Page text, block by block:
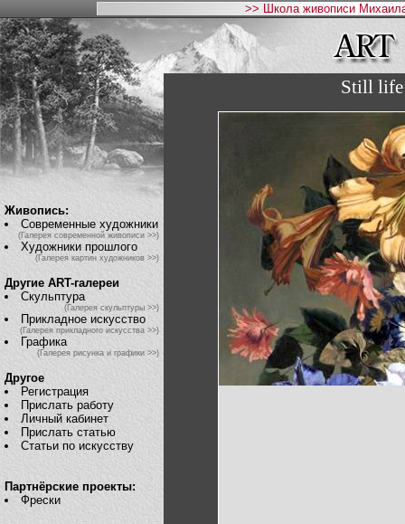
>> Школа живописи
Живопись:
Современные художники
(Галерея современной живописи >>)
Художники прошлого
(Галерея картин художников >>)
Другие ART-галереи
Скульптура
(Галерея скульптуры >>)
Прикладное искусство
(Галерея прикладного искусства >>)
Графика
(Галерея рисунка и графики >>)
Другое
Регистрация
Прислать работу
Личный кабинет
Прислать статью
Статьи по искусству
Партнёрские проекты:
Фрески
Still